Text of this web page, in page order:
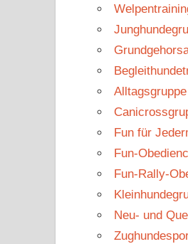
Alltagsgruppe
Fun für
Fun-
Fun-Rally-
Neu- und